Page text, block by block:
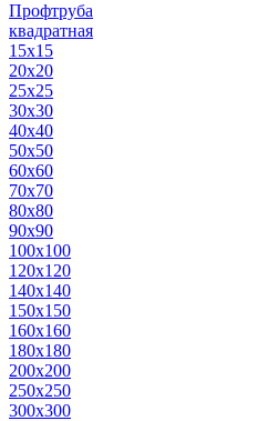
Профтруба
квадратная
15х15
20х20
25х25
30х30
40х40
50х50
60х60
70х70
80х80
90х90
100х100
120х120
140х140
150х150
160х160
180х180
200х200
250х250
300х300